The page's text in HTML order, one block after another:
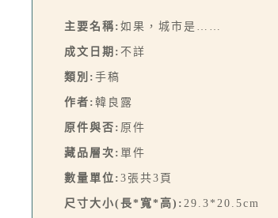
主要名稱: 如果，城市是……
成文日期: 不詳
類別: 手稿
作者: 韓良露
原件與否: 原件
藏品層次: 單件
數量單位: 3張共3頁
尺寸大小(長*寬*高): 29.3*20.5cm